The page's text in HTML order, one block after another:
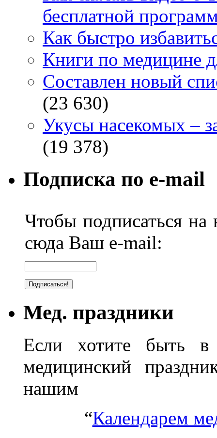
бесплатной
Как быстро
Книги по медицине
Составлен новый
(23 630)
Укусы насекомых –
(19 378)
Подписка по e-mail
Чтобы подписаться на
сюда Ваш e-mail:
Мед. праздники
Если хотите быть в
медицинский
нашим
“Календарем